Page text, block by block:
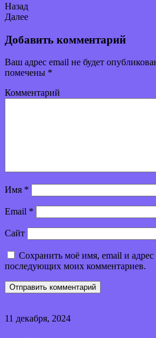
Назад
Далее
Добавить комментарий
Ваш адрес email не будет
помечены *
Комментарий
Имя *
Email *
Сайт
Сохранить моё имя, email и адрес
последующих моих комментариев.
11 декабря, 2024